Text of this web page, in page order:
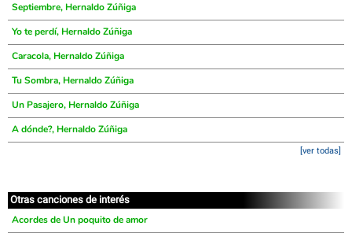
Septiembre, Hernaldo Zúñiga
Yo te perdí, Hernaldo Zúñiga
Caracola, Hernaldo Zúñiga
Tu Sombra, Hernaldo Zúñiga
Un Pasajero, Hernaldo Zúñiga
A dónde?, Hernaldo Zúñiga
[ver todas]
Otras canciones de interés
Acordes de Un poquito de amor